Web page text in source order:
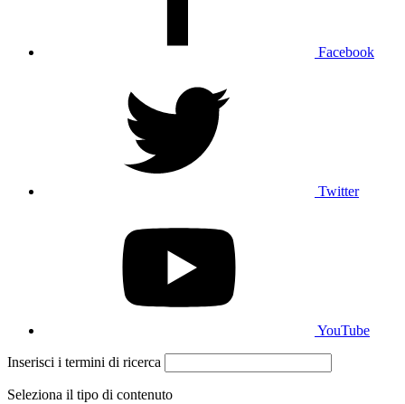
Facebook
Twitter
YouTube
Inserisci i termini di ricerca
Seleziona il tipo di contenuto